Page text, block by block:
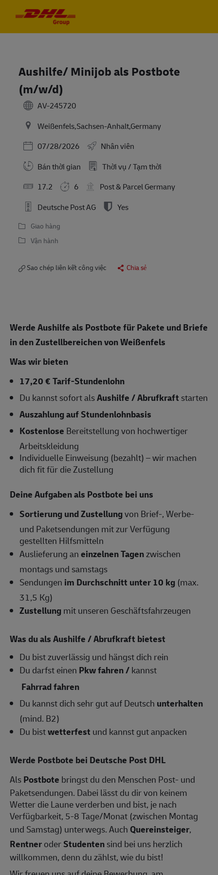
Aushilfe/ Minijob als Postbote
(m/w/d)
AV-245720
Weißenfels,Sachsen-Anhalt,Germany
Posted Date
07/28/2026
Nhân viên
Bán thời gian
Thời vụ / Tạm thời
17.2
6
Post & Parcel Germany
Deutsche Post AG
Yes
Giao hàng
Vận hành
Sao chép liên kết công việc Chia sẻ
Werde Aushilfe als Postbote für Pakete und Briefe
in den Zustellbereichen von Weißenfels
Was wir bieten
17,20 € Tarif-Stundenlohn
Du kannst sofort alsAushilfe / Abrufkraft starten
Auszahlung auf Stundenlohnbasis
Kostenlose Bereitstellung von hochwertiger
Arbeitskleidung
Individuelle Einweisung (bezahlt) – wir machen
dich fit für die Zustellung
Deine Aufgaben als Postbote bei uns
Sortierung und Zustellungvon Brief-, Werbe-
und Paketsendungen mit zur Verfügung
gestellten Hilfsmitteln
Auslieferung aneinzelnen Tagenzwischen
montags und samstags
Sendungen im Durchschnitt unter 10 kg (max.
31,5 Kg)
Zustellungmit unseren Geschäftsfahrzeugen
Was du als Aushilfe / Abrufkraft bietest
Du bist zuverlässig und hängst dich rein
Du darfst einen Pkw fahren /kannst
Fahrrad fahren
Du kannst dich sehr gut auf Deutsch unterhalten
(mind. B2)
Du bistwetterfest und kannst gut anpacken
Werde Postbote bei Deutsche Post DHL
AlsPostbote bringst du den Menschen Post- und
Paketsendungen. Dabei lässt du dir von keinem
Wetter die Laune verderben und bist, je nach
Verfügbarkeit, 5-8 Tage/Monat (zwischen Montag
und Samstag) unterwegs. Auch Quereinsteiger,
RentneroderStudentensind bei uns herzlich
willkommen, denn du zählst, wie du bist!